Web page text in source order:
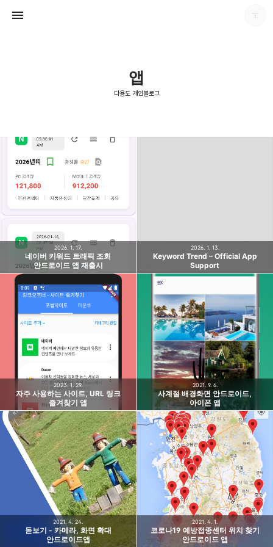
앱
다용도 개인블로그
네이버 키워드 트래픽 조회
안드로이드 앱 재출시
2026. 1. 17.
Keyword Trend – Official App
Support
2026. 1. 13.
자주 사용하는 사이트, URL 링크
즐겨찾기 앱
2023. 1. 29.
사계절 배경화면 안드로이드,
아이폰 앱
2021. 9. 6.
돋보기 - 카메라, 화면 확대
안드로이드앱
2021. 4. 24.
코로나19 예방접종센터 위치 찾기
안드로이드 앱
2021. 4. 1.
다용도 개인블로그